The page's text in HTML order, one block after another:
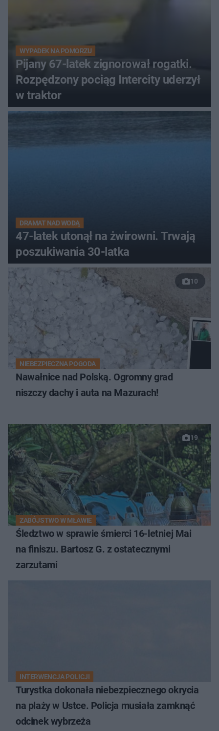
WYPADEK NA POMORZU
Pijany 67-latek zignorował rogatki.
Rozpędzony pociąg Intercity uderzył
w traktor
DRAMAT NAD WODĄ
47-latek utonął na żwirowni. Trwają
poszukiwania 30-latka
10
NIEBEZPIECZNA POGODA
Nawałnice nad Polską. Ogromny grad
niszczy dachy i auta na Mazurach!
19
ZABÓJSTWO W MŁAWIE
Śledztwo w sprawie śmierci 16-letniej Mai
na finiszu. Bartosz G. z ostatecznymi
zarzutami
INTERWENCJA POLICJI
Turystka dokonała niebezpiecznego okrycia
na plaży w Ustce. Policja musiała zamknąć
odcinek wybrzeża